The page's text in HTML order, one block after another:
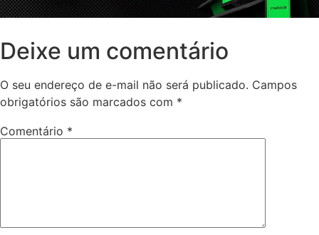
Deixe um comentário
O seu endereço de e-mail não será publicado. Campos
obrigatórios são marcados com *
Comentário *